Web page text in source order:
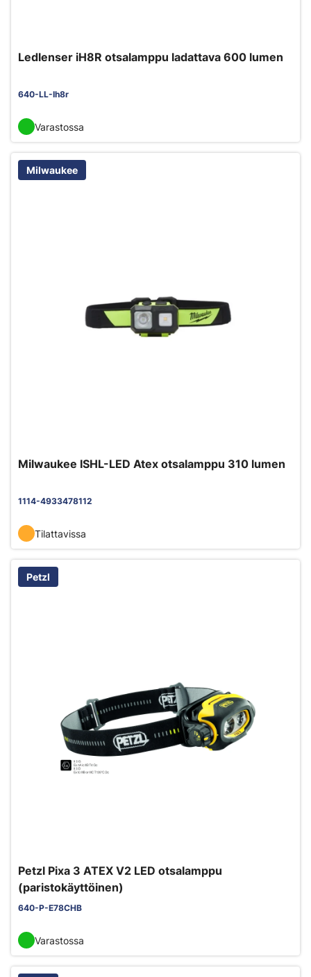
Ledlenser iH8R otsalamppu ladattava 600 lumen
640-LL-Ih8r
Varastossa
Milwaukee
Milwaukee ISHL-LED Atex otsalamppu 310 lumen
1114-4933478112
Tilattavissa
Petzl
Petzl Pixa 3 ATEX V2 LED otsalamppu
(paristokäyttöinen)
640-P-E78CHB
Varastossa